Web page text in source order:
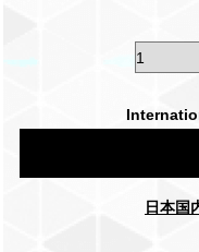
日本国